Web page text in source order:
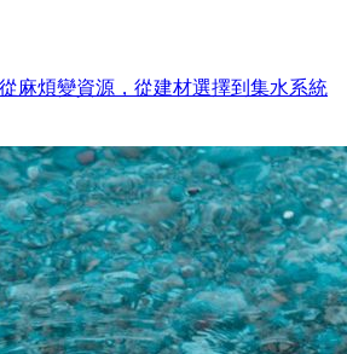
麻煩變資源，從建材選擇到集水系統